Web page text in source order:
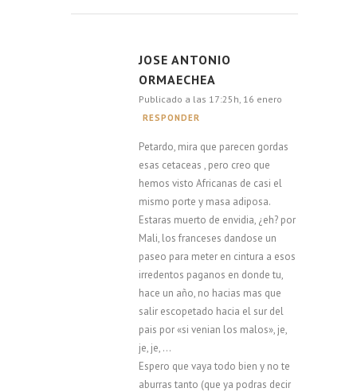
JOSE ANTONIO
ORMAECHEA
Publicado a las 17:25h, 16 enero
RESPONDER
Petardo, mira que parecen gordas
esas cetaceas , pero creo que
hemos visto Africanas de casi el
mismo porte y masa adiposa.
Estaras muerto de envidia, ¿eh? por
Mali, los franceses dandose un
paseo para meter en cintura a esos
irredentos paganos en donde tu,
hace un año, no hacias mas que
salir escopetado hacia el sur del
pais por «si venian los malos», je,
je, je, …
Espero que vaya todo bien y no te
aburras tanto (que ya podras decir